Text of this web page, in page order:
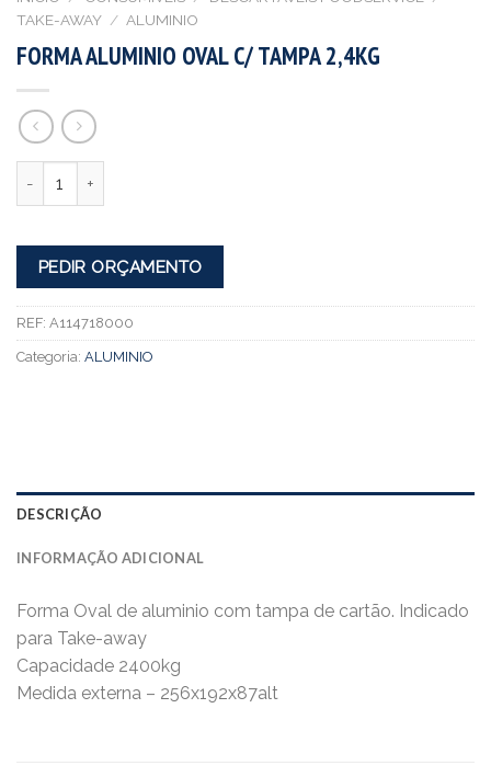
TAKE-AWAY / ALUMINIO
FORMA ALUMINIO OVAL C/ TAMPA 2,4KG
PEDIR ORÇAMENTO
REF: A114718000
Categoria: ALUMINIO
DESCRIÇÃO
INFORMAÇÃO ADICIONAL
Forma Oval de aluminio com tampa de cartão. Indicado
para Take-away
Capacidade 2400kg
Medida externa – 256x192x87alt